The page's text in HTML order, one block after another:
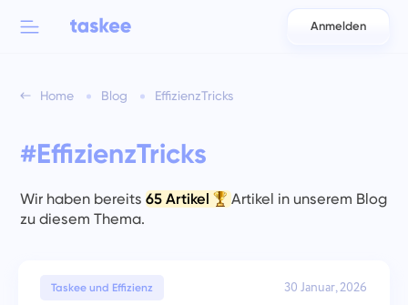
العربية
Azərbaycan
日本語
Anmelden
Home Blog EffizienzTricks
#EffizienzTricks
Wir haben bereits 65 Artikel
Artikel in unserem Blog
zu diesem Thema.
Taskee und Effizienz 30 Januar, 2026
Taskee-Funktionen
Alle Funktionen anzeigen
Tracking-Zeit
Für Teams
Branchen